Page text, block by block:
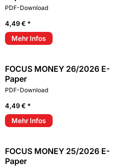
PDF-Download
4,49 € *
Mehr Infos
FOCUS MONEY 26/2026 E-
Paper
PDF-Download
4,49 € *
Mehr Infos
FOCUS MONEY 25/2026 E-
Paper